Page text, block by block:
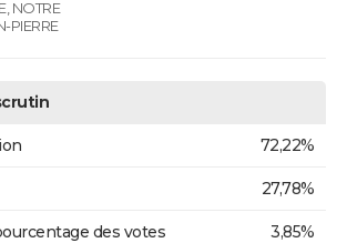
NOTRE
PIERRE
72,22%
27,78%
des votes
3,85%